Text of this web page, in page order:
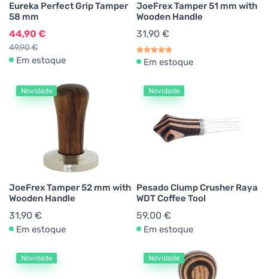
Eureka Perfect Grip Tamper
58 mm
44,90 €
49,90 €
Em estoque
JoeFrex Tamper 51 mm with
Wooden Handle
31,90 €
Em estoque
Novidade
JoeFrex Tamper 52 mm with
Wooden Handle
31,90 €
Em estoque
Novidade
Pesado Clump Crusher Raya
WDT Coffee Tool
59,00 €
Em estoque
Novidade Novidade